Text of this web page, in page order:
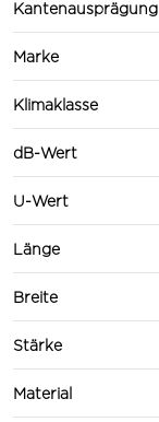
Kantenausprägung
Marke
Klimaklasse
dB-Wert
U-Wert
Länge
Breite
Stärke
Material